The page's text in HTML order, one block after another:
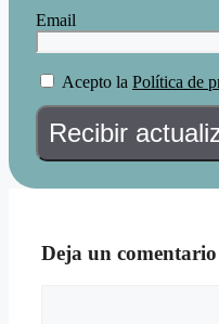
Email
Acepto la Política de
Deja un comentario